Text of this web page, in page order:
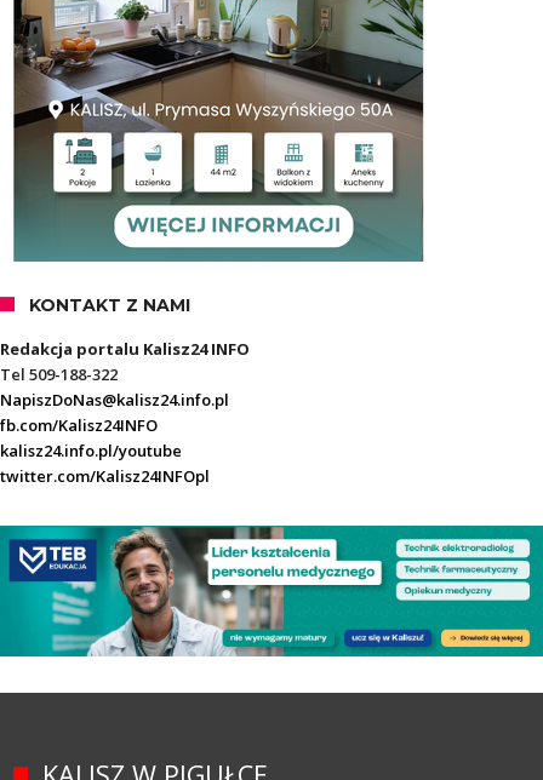
KONTAKT Z NAMI
Redakcja portalu Kalisz24 INFO
Tel 509-188-322
NapiszDoNas@kalisz24.info.pl
fb.com/Kalisz24INFO
kalisz24.info.pl/youtube
twitter.com/Kalisz24INFOpl